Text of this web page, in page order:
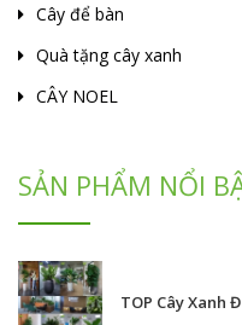
Cây để bàn
Quà tặng cây xanh
CÂY NOEL
SẢN PHẨM NỔI
TOP Cây Xanh